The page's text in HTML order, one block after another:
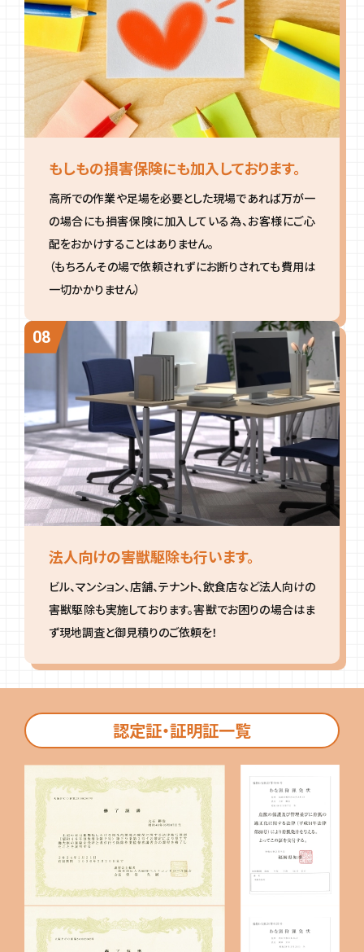
もしもの損害保険にも加入しております。
高所での作業や足場を必要とした現場であれば万が一
の場合にも損害保険に加入している為、お客様にご心
配をおかけすることはありません。
（もちろんその場で依頼されずにお断りされても費用は
一切かかりません）
法人向けの害獣駆除も行います。
ビル、マンション、店舗、テナント、飲食店など法人向けの
害獣駆除も実施しております。害獣でお困りの場合はま
ず現地調査と御見積りのご依頼を！
認定証・証明証一覧